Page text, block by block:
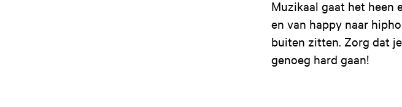
Muzikaal gaat het heen
en van happy naar
buiten zitten. Zorg dat
genoeg hard gaan!